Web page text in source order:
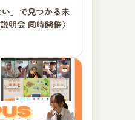
い」で見つかる未
明会 同時開催〉